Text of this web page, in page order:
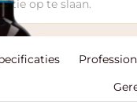
op te slaan.